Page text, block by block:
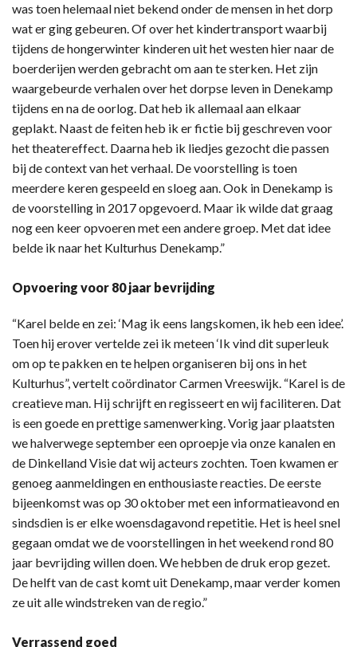
was toen helemaal niet bekend onder de mensen in het dorp
wat er ging gebeuren. Of over het kindertransport waarbij
tijdens de hongerwinter kinderen uit het westen hier naar de
boerderijen werden gebracht om aan te sterken. Het zijn
waargebeurde verhalen over het dorpse leven in Denekamp
tijdens en na de oorlog. Dat heb ik allemaal aan elkaar
geplakt. Naast de feiten heb ik er fictie bij geschreven voor
het theatereffect. Daarna heb ik liedjes gezocht die passen
bij de context van het verhaal. De voorstelling is toen
meerdere keren gespeeld en sloeg aan. Ook in Denekamp is
de voorstelling in 2017 opgevoerd. Maar ik wilde dat graag
nog een keer opvoeren met een andere groep. Met dat idee
belde ik naar het Kulturhus Denekamp.”
Opvoering voor 80 jaar bevrijding
“Karel belde en zei: ‘Mag ik eens langskomen, ik heb een idee’.
Toen hij erover vertelde zei ik meteen ‘Ik vind dit superleuk
om op te pakken en te helpen organiseren bij ons in het
Kulturhus”, vertelt coördinator Carmen Vreeswijk. “Karel is de
creatieve man. Hij schrijft en regisseert en wij faciliteren. Dat
is een goede en prettige samenwerking. Vorig jaar plaatsten
we halverwege september een oproepje via onze kanalen en
de Dinkelland Visie dat wij acteurs zochten. Toen kwamen er
genoeg aanmeldingen en enthousiaste reacties. De eerste
bijeenkomst was op 30 oktober met een informatieavond en
sindsdien is er elke woensdagavond repetitie. Het is heel snel
gegaan omdat we de voorstellingen in het weekend rond 80
jaar bevrijding willen doen. We hebben de druk erop gezet.
De helft van de cast komt uit Denekamp, maar verder komen
ze uit alle windstreken van de regio.”
Verrassend goed